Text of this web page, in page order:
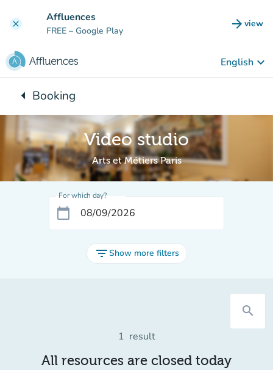
clear Affluences
FREE – Google Play arrow_forward view
(new
English keyboard_arrow_down
arrow_leftBack to:
Booking
Video studio
Arts et Métiers Paris
For which day?
calendar_today
filter_listShow more filters
search
1 result
All resources are closed today